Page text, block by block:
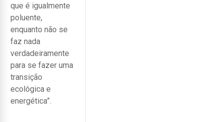
que é igualmente
poluente,
enquanto não se
faz nada
verdadeiramente
para se fazer uma
transição
ecológica e
energética”.